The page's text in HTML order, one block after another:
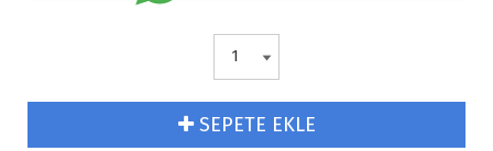
SEPETE EKLE